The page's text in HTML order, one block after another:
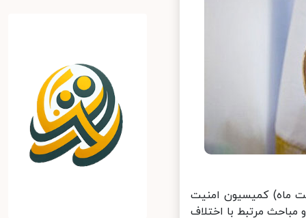
حاشیه نشست امروز یکشنبه (۵ اردیبهشت ماه) کمیسیون امنیت
مرتبط با اختلاف